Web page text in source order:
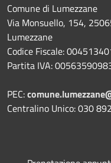
Comune di Lumezzane
Via Monsuello, 154,
Lumezzane
Codice Fiscale:
Partita IVA:
PEC:
Centralino Unico: 030